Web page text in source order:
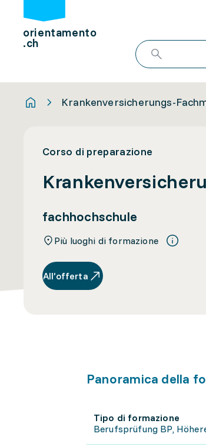
orientamento
.ch
Krankenversicherungs-
Corso di preparazione
fachhochschule
Più luoghi di formazione
All’offerta
Panoramica della
Tipo di formazione
Berufsprüfung BP,